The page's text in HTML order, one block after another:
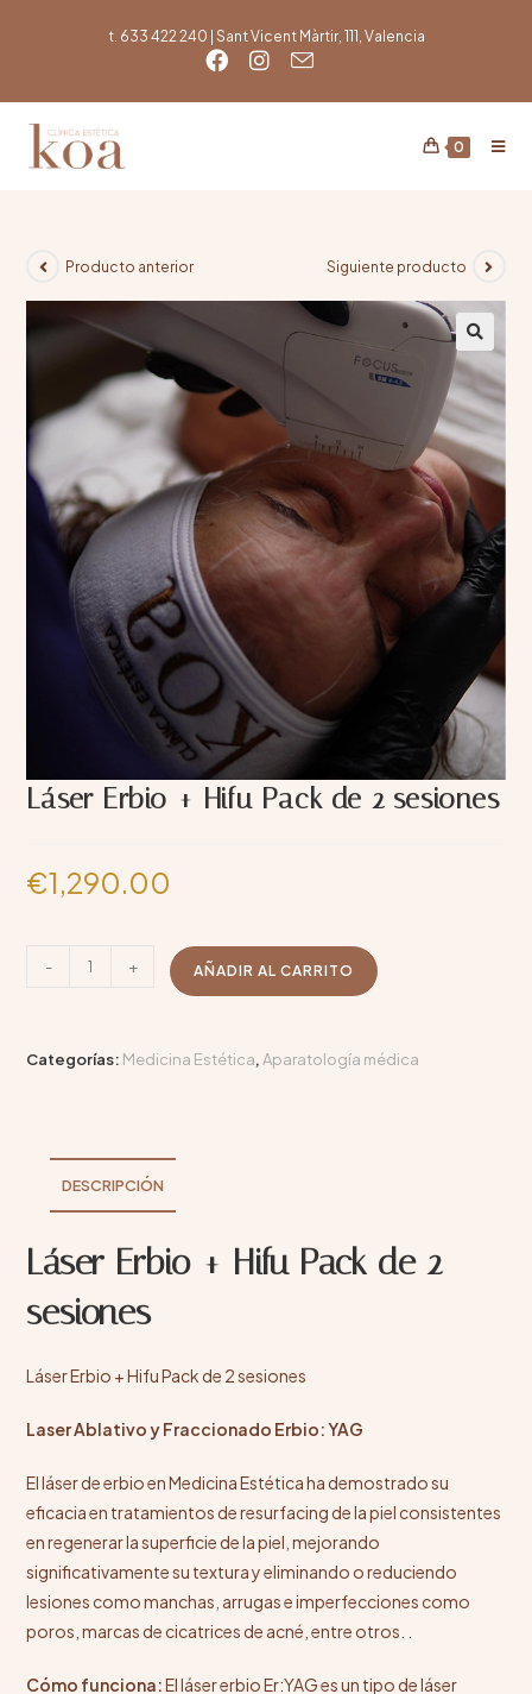
t. 633 422 240 | Sant Vicent Màrtir, 111, Valencia
0
Producto anterior Siguiente producto
Láser Erbio + Hifu Pack de 2 sesiones
€1,290.00
- + AÑADIR AL CARRITO
Categorías: Medicina Estética,Aparatología médica
DESCRIPCIÓN
Láser Erbio + Hifu Pack de 2
sesiones
Láser Erbio + Hifu Pack de 2 sesiones
Laser Ablativo y Fraccionado Erbio: YAG
El láser de erbio en Medicina Estética ha demostrado su
eficacia en tratamientos deresurfacing de la piel consistentes
en regenerar la superficie de la piel, mejorando
significativamente su textura y eliminando o reduciendo
lesiones como manchas, arrugas e imperfecciones como
poros, marcas de cicatrices de acné, entre otros. .
Cómo funciona:El láser erbio Er:YAG es un tipo de láser